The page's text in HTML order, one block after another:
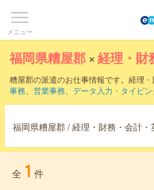
メニュー
福岡県糟屋郡 ×経理・財
糟屋郡の派遣のお仕事情報です。経理
事務、 営業事務、 データ入力・タイピ
福岡県糟屋郡 / 経理・財務・会計・
全 1 件